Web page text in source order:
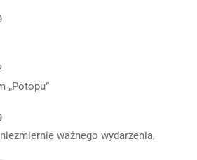
„Potopu”
ważnego wydarzenia,